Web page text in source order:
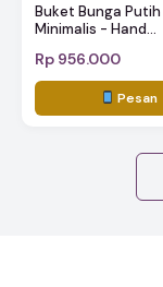
Buket Bunga Putih
Minimalis - Hand...
Rp 956.000
Pesan